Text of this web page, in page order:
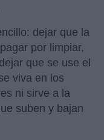
dejar que la
por limpiar,
que se use el
viva en los
ni sirve a la
suben y bajan